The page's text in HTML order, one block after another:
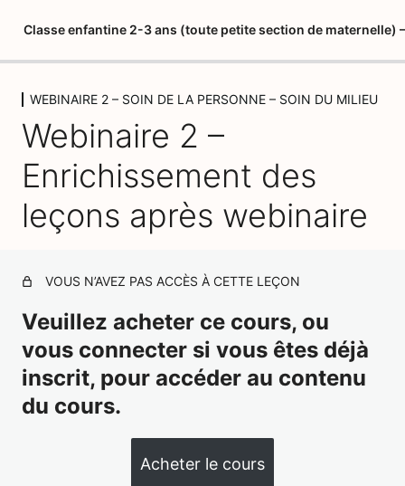
Classe enfantine 2-3 ans (toute petite section de maternelle)
LIVRET DU STAGIAIRE
5 leçons
PSYCHOPEDAGOGIE 1 – MARIA
MONTESSORI
3 leçons, 1 quiz
PSYCHOPEDAGOGIE 2 – LES
DEVELOPPEMENT
PSYCHOPEDAGOGIE 3 – L'ESPRIT
ABSORBANT
2 leçons, 1 quiz
L'ENVIRONNEMENT PREPARE 1
1 leçon, 1 quiz
INTRODUCTION A LA VIE PRATIQUE
WEBINAIRE 2 – SOIN DE LA PERSONNE – SOIN DU MILIEU
Webinaire 2 –
Enrichissement des
leçons après webinaire
VOUS N’AVEZ PAS ACCÈS À CETTE LEÇON
Veuillez acheter ce cours, ou
vous connecter si vous êtes déjà
inscrit, pour accéder au contenu
du cours.
Acheter le cours